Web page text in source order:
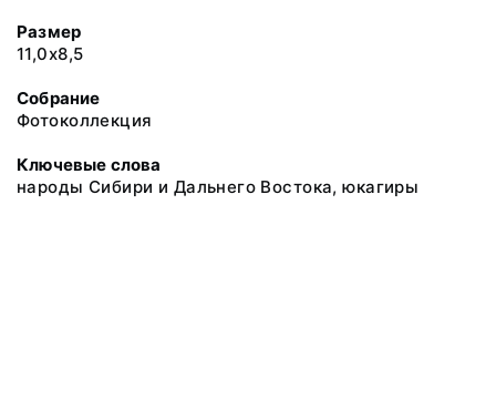
Размер
11,0х8,5
Собрание
Фотоколлекция
Ключевые слова
народы Сибири и Дальнего Востока, юкагиры